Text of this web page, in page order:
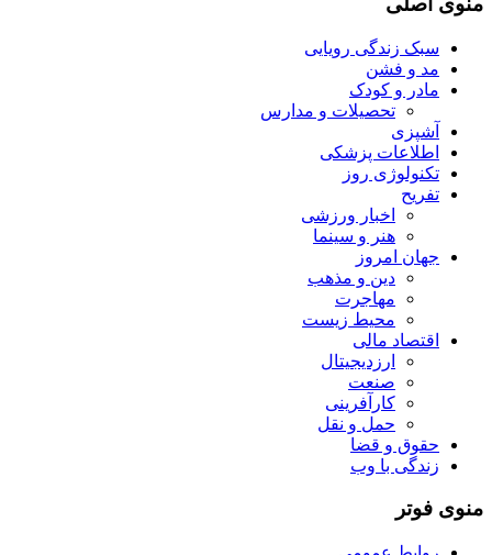
سبک زندگی رویایی
مد و فشن
مادر و کودک
تحصیلات و مدارس
آشپزی
اطلاعات پزشکی
تکنولوژی روز
تفریح
اخبار ورزشی
هنر و سینما
جهان امروز
دین و مذهب
مهاجرت
محیط زیست
اقتصاد مالی
ارزدیجیتال
صنعت
کارآفرینی
حمل و نقل
حقوق و قضا
زندگی با وب
منوی فوتر